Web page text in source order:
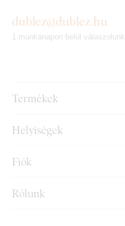
Termékek
Helyiségek
Fiók
Rólunk
dublez@dublez.hu
1 munkanapon belül válaszolunk